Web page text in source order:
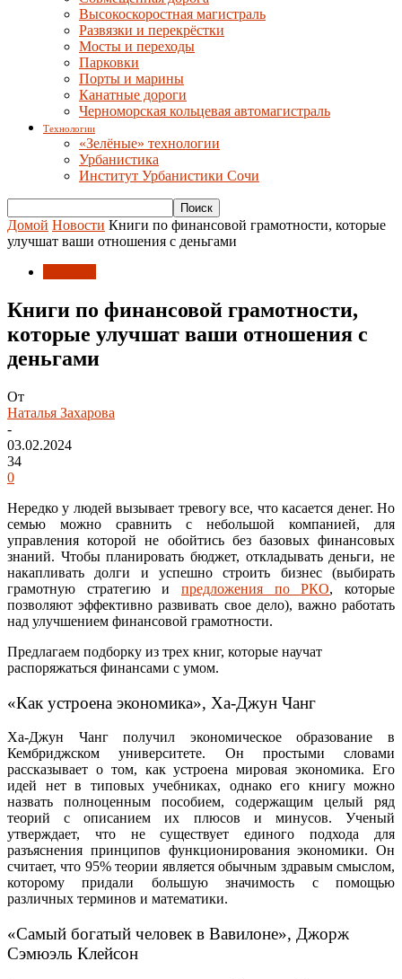
Высокоскоростная магистраль
Развязки и перекрёстки
Мосты и переходы
Парковки
Порты и марины
Канатные дороги
Черноморская кольцевая автомагистраль
Технологии
«Зелёные» технологии
Урбанистика
Институт Урбанистики Сочи
Домой Новости Книги по финансовой грамотности, которые
улучшат ваши отношения с деньгами
Книги по финансовой грамотности,
которые улучшат ваши отношения с
деньгами
От
Наталья Захарова
-
03.02.2024
34
0
Нередко у людей вызывает тревогу все, что касается денег. Но
семью можно сравнить с небольшой компанией, для
управления которой не обойтись без базовых финансовых
знаний. Чтобы планировать бюджет, откладывать деньги, не
накапливать долги и успешно строить бизнес (выбирать
грамотную стратегию и предложения по РКО, которые
позволяют эффективно развивать свое дело), важно работать
над улучшением финансовой грамотности.
Предлагаем подборку из трех книг, которые научат
распоряжаться финансами с умом.
«Как устроена экономика», Ха-Джун Чанг
Ха-Джун Чанг получил экономическое образование в
Кембриджском университете. Он простыми словами
рассказывает о том, как устроена мировая экономика. Его
идей нет в типовых учебниках, однако его книгу можно
назвать полноценным пособием, содержащим целый ряд
теорий с описанием их плюсов и минусов. Ученый
утверждает, что не существует единого подхода для
разъяснения принципов функционирования экономики. Он
считает, что 95% теории является обычным здравым смыслом,
которому придали большую значимость с помощью
различных терминов и математики.
«Самый богатый человек в Вавилоне», Джорж
Сэмюэль Клейсон